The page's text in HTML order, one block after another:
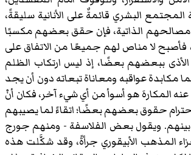
البشري قائمةٌ على الأنانية سليقةً،
مصالحهم الذاتية، فإن حقق بعضهم مكسبًا
فأصبح لا مناص لهم جميعًا من الاتفاق على
الأذى ببعضهم بعضًا، إذ ليس ارتكاب الظلم
مكابدة عواقبه ومعاناة تبعاته دون أن يجد
المكارهَ هو أسوأ من أي شيء آخر، فكان أنْ
حقوق بعضهم بعضًا؛ اتقاءً لما يصيبهم
ويقول بعض الفلاسفة - ومنهم جورج
المذهب الأبيقوري جرأةً، وقد شكَّلت هذه